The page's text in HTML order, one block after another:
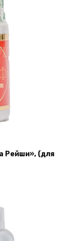
Рейши», (для